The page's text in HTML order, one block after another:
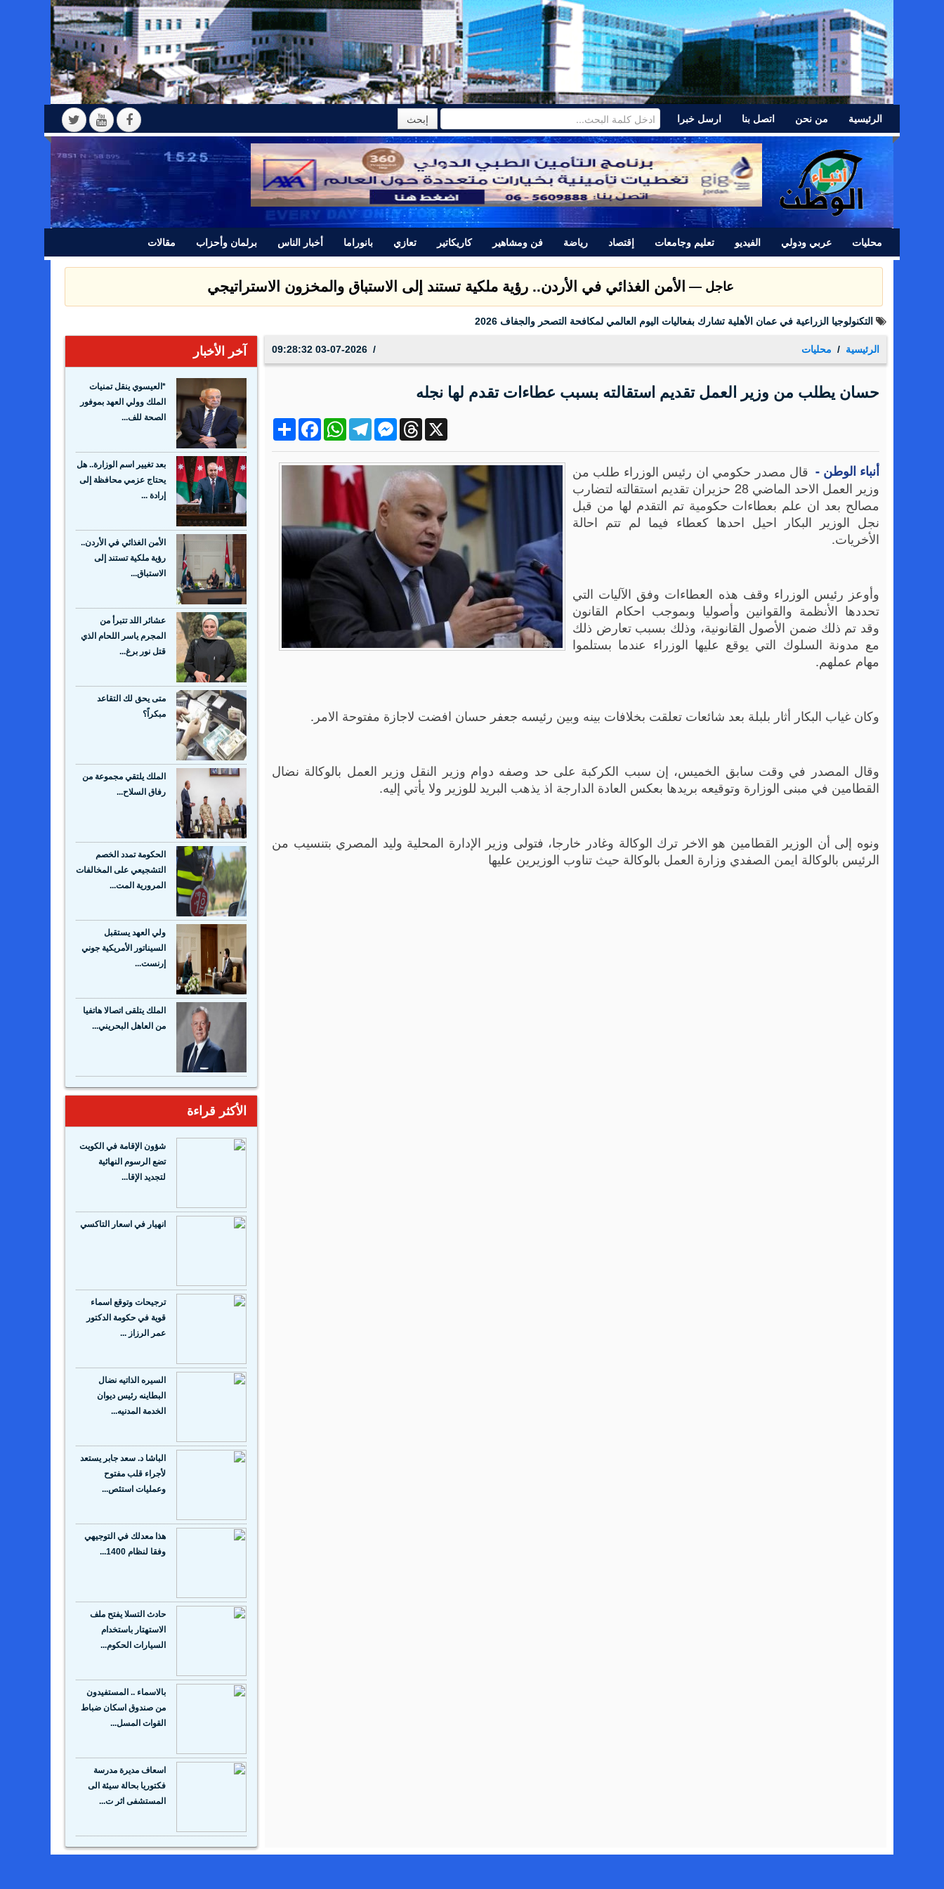
الرئيسية من نحن اتصل بنا ارسل خبرا
محليات عربي ودولي الفيديو تعليم وجامعات إقتصاد رياضة فن ومشاهير كاريكاتير تعازي بانوراما أخبار الناس برلمان وأحزاب مقالات
عاجل —عشائر اللد تتبرأ من المجرم ياسر اللحام الذي قتل نور برغل وتصدر بيانا للرأي العام
التكنولوجيا الزراعية في عمان الأهلية تشارك بفعاليات اليوم العالمي لمكافحة التصحر والجفاف 2026
الرئيسية محليات 03-07-2026 09:28:32
حسان يطلب من وزير العمل تقديم استقالته بسبب عطاءات تقدم لها نجله
ShareFacebookWhatsAppTelegramMessengerThreads X
أنباء الوطن - قال مصدر حكومي ان رئيس الوزراء طلب من
وزير العمل الاحد الماضي 28 حزيران تقديم استقالته لتضارب
مصالح بعد ان علم بعطاءات حكومية تم التقدم لها من قبل
نجل الوزير البكار احيل احدها كعطاء فيما لم تتم احالة
الأخريات.
وأوعز رئيس الوزراء وقف هذه العطاءات وفق الآليات التي
تحددها الأنظمة والقوانين وأصوليا وبموجب احكام القانون
وقد تم ذلك ضمن الأصول القانونية، وذلك بسبب تعارض ذلك
مع مدونة السلوك التي يوقع عليها الوزراء عندما بستلموا
مهام عملهم.
وكان غياب البكار أثار بلبلة بعد شائعات تعلقت بخلافات بينه وبين رئيسه جعفر حسان افضت لاجازة مفتوحة الامر.
وقال المصدر في وقت سابق الخميس، إن سبب الكركبة على حد وصفه دوام وزير النقل وزير العمل بالوكالة نضال
القطامين في مبنى الوزارة وتوقيعه بريدها بعكس العادة الدارجة اذ يذهب البريد للوزير ولا يأتي إليه.
ونوه إلى أن الوزير القطامين هو الاخر ترك الوكالة وغادر خارجا، فتولى وزير الإدارة المحلية وليد المصري بتنسيب من
الرئيس بالوكالة ايمن الصفدي وزارة العمل بالوكالة حيث تناوب الوزيرين عليها
آخر الأخبار
*العيسوي ينقل تمنيات
الملك وولي العهد بموفور
الصحة للف...
بعد تغيير اسم الوزارة.. هل
يحتاج عزمي محافظة إلى
إرادة ...
الأمن الغذائي في الأردن..
رؤية ملكية تستند إلى
الاستباق...
عشائر اللد تتبرأ من
المجرم ياسر اللحام الذي
قتل نور برغ...
متى يحق لك التقاعد
مبكراً؟
الملك يلتقي مجموعة من
رفاق السلاح...
الحكومة تمدد الخصم
التشجيعي على المخالفات
المرورية المت...
ولي العهد يستقبل
السيناتور الأمريكية جوني
إرنست...
الملك يتلقى اتصالا هاتفيا
من العاهل البحريني...
الأكثر قراءة
شؤون الإقامة في الكويت
تضع الرسوم النهائية
لتجديد الإقا...
انهيار في اسعار التاكسي
ترجيحات وتوقع اسماء
قوية في حكومة الدكتور
عمر الرزاز ...
السيره الذاتيه نضال
البطاينه رئيس ديوان
الخدمة المدنيه...
الباشا د. سعد جابر يستعد
لأجراء قلب مفتوح
وعمليات استئص...
هذا معدلك في التوجيهي
وفقا لنظام 1400...
حادث التسلا يفتح ملف
الاستهتار باستخدام
السيارات الحكوم...
بالاسماء .. المستفيدون
من صندوق اسكان ضباط
القوات المسل...
اسعاف مديرة مدرسة
فكتوريا بحالة سيئة الى
المستشفى اثر ت...